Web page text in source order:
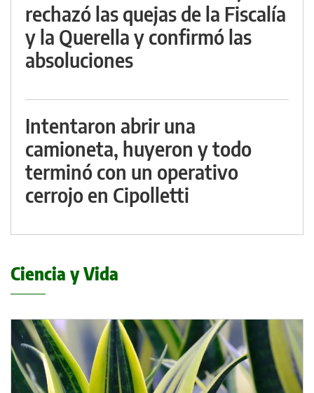
rechazó las quejas de la Fiscalía
y la Querella y confirmó las
absoluciones
Intentaron abrir una
camioneta, huyeron y todo
terminó con un operativo
cerrojo en Cipolletti
Ciencia y Vida